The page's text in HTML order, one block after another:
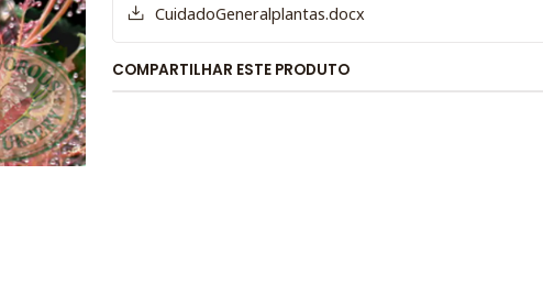
CuidadoGeneralplantas.docx
COMPARTILHAR ESTE PRODUTO